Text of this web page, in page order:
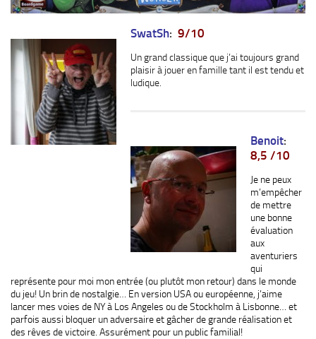
SwatSh: 9/10
Un grand classique que j’ai toujours grand
plaisir à jouer en famille tant il est tendu et
ludique.
Benoit:
8,5 /10
Je ne peux
m’empêcher
de mettre
une bonne
évaluation
aux
aventuriers
qui
représente pour moi mon entrée (ou plutôt mon retour) dans le monde
du jeu! Un brin de nostalgie… En version USA ou européenne, j’aime
lancer mes voies de NY à Los Angeles ou de Stockholm à Lisbonne… et
parfois aussi bloquer un adversaire et gâcher de grande réalisation et
des rêves de victoire. Assurément pour un public familial!